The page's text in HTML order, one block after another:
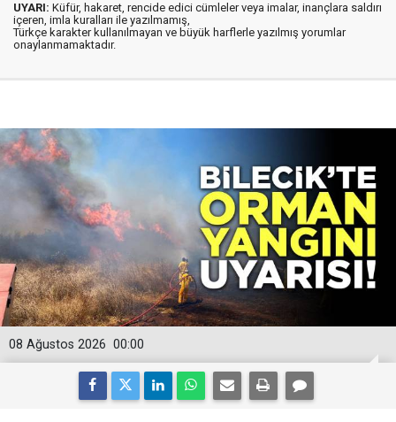
UYARI: Küfür, hakaret, rencide edici cümleler veya imalar, inançlara saldırı
içeren, imla kuralları ile yazılmamış,
Türkçe karakter kullanılmayan ve büyük harflerle yazılmış yorumlar
onaylanmamaktadır.
00:00
08 Ağustos 2026